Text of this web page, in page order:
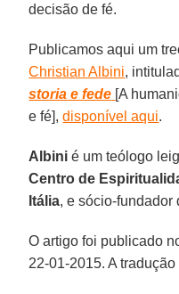
decisão de fé.
Publicamos aqui um
Christian Albini,
storia e fede [A
e fé],disponível aqui.
Albini é um teólogo
Centro de
Itália, e sócio-fundador
O artigo foi publicado
22-01-2015. A tradução